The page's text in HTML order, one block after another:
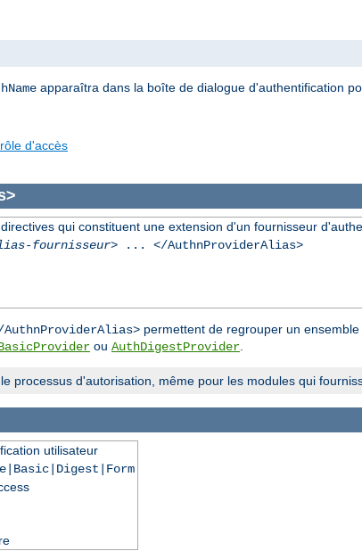
apparaîtra dans la boîte de dialogue d'authentification
d'accès
qui constituent une extension d'un fournisseur
fournisseur> ... </AuthnProviderAlias>
AuthnProviderAlias> permettent de regrouper un
ou AuthDigestProvider
processus d'autorisation, même pour les modules qui
utilisateur